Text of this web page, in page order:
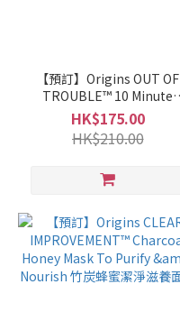
【預訂】Origins OUT OF
TROUBLE™ 10 Minute
Mask To Rescue Problem
Skin
HK$175.00
HK$210.00